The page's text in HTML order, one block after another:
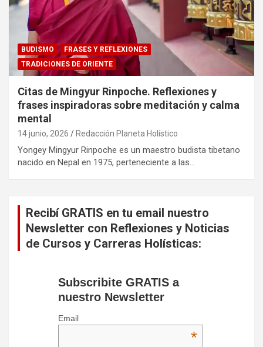
BUDISMO
FRASES Y REFLEXIONES
TRADICIONES DE ORIENTE
Citas de Mingyur Rinpoche. Reflexiones y
frases inspiradoras sobre meditación y calma
mental
14 junio, 2026 Redacción Planeta Holístico
Yongey Mingyur Rinpoche es un maestro budista tibetano
nacido en Nepal en 1975, perteneciente a las…
Recibí GRATIS en tu email nuestro
Newsletter con Reflexiones y Noticias
de Cursos y Carreras Holísticas:
Subscribite GRATIS a
nuestro Newsletter
Email
*